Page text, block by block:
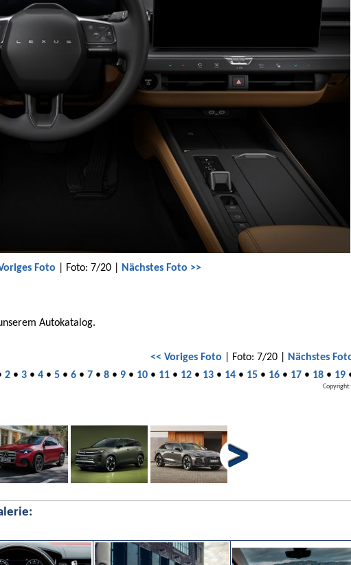
Foto | Foto: 7/20 |
Nächstes Foto >>
Autokatalog.
<< Voriges Foto | Foto: 7/20 |
Nächstes
2 • 3 • 4 • 5 • 6 • 7 • 8 • 9 • 10 • 11 • 12 • 13 • 14 • 15 • 16 • 17 • 18 • 19